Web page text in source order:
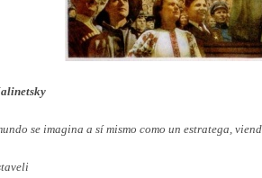
se imagina a sí mismo como un estratega,